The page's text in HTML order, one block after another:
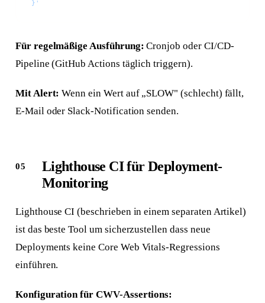
}'
Für regelmäßige Ausführung: Cronjob oder CI/CD-
Pipeline (GitHub Actions täglich triggern).
Mit Alert: Wenn ein Wert auf „SLOW" (schlecht) fällt,
E-Mail oder Slack-Notification senden.
Lighthouse CI für Deployment-
Monitoring
Lighthouse CI (beschrieben in einem separaten Artikel)
ist das beste Tool um sicherzustellen dass neue
Deployments keine Core Web Vitals-Regressions
einführen.
Konfiguration für CWV-Assertions: